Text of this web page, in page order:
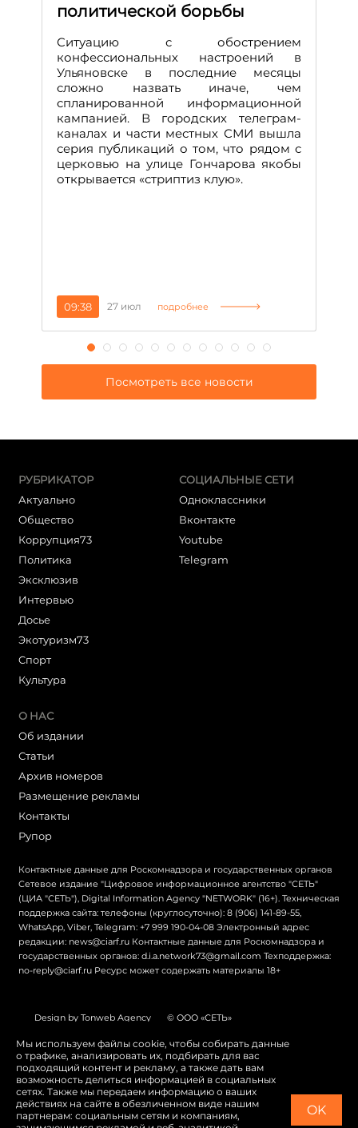
политической борьбы
Ситуацию с обострением
конфессиональных настроений в
Ульяновске в последние месяцы
сложно назвать иначе, чем
спланированной информационной
кампанией. В городских телеграм-
каналах и части местных СМИ вышла
серия публикаций о том, что рядом с
церковью на улице Гончарова якобы
открывается «стриптиз клую».
09:38 27 июл подробнее
Посмотреть все новости
РУБРИКАТОР
Актуально
Общество
Коррупция73
Политика
Эксклюзив
Интервью
Досье
Экотуризм73
Cпорт
Культура
СОЦИАЛЬНЫЕ СЕТИ
Одноклассники
Вконтакте
Youtube
Telegram
О НАС
Об издании
Статьи
Архив номеров
Размещение рекламы
Контакты
Рупор
Контактные данные для Роскомнадзора и государственных органов
Сетевое издание "Цифровое информационное агентство "СЕТЬ"
(ЦИА "СЕТЬ"), Digital Information Agency "NETWORK" (16+). Техническая
поддержка сайта: телефоны (круглосуточно): 8 (906) 141-89-55,
WhatsApp, Viber, Telegram: +7 999 190-04-08 Электронный адрес
редакции: news@ciarf.ru Контактные данные для Роскомнадзора и
государственных органов: d.i.a.network73@gmail.com Техподдержка:
no-reply@ciarf.ru Ресурс может содержать материалы 18+
Design by Tonweb Agency © ООО «СЕТЬ»
Политика конфиденциальности Карта сайта
Switch to English
Мы используем файлы cookie, чтобы собирать данные
о трафике, анализировать их, подбирать для вас
подходящий контент и рекламу, а также дать вам
возможность делиться информацией в социальных
сетях. Также мы передаем информацию о ваших
действиях на сайте в обезличенном виде нашим
партнерам: социальным сетям и компаниям,
OK